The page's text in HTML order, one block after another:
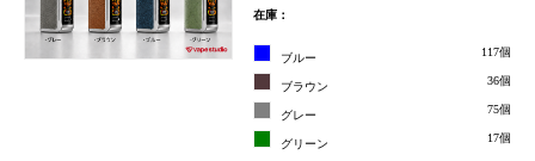
在庫：
ブルー 117個
ブラウン 36個
グレー 75個
グリーン 17個